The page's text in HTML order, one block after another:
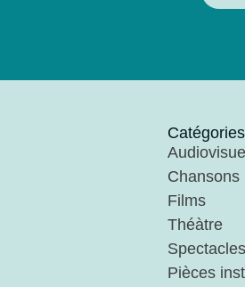
Catégories
Audiovisuel
Chansons
Films
Théàtre
Spectacles
Pièces